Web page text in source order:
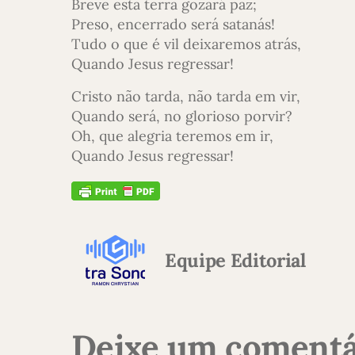
Breve esta terra gozará paz;
Preso, encerrado será satanás!
Tudo o que é vil deixaremos atrás,
Quando Jesus regressar!
Cristo não tarda, não tarda em vir,
Quando será, no glorioso porvir?
Oh, que alegria teremos em ir,
Quando Jesus regressar!
Equipe Editorial